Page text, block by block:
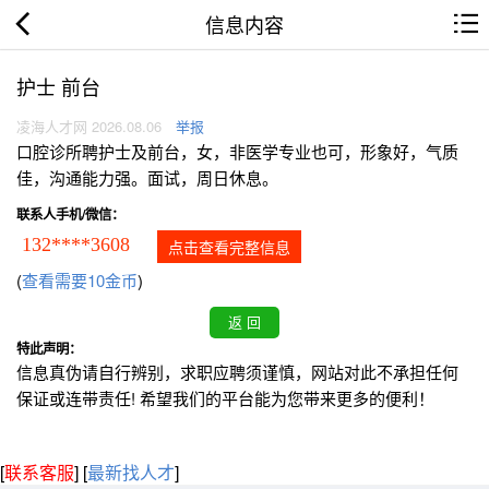
信息内容
护士 前台
凌海人才网 2026.08.06 举报
口腔诊所聘护士及前台，女，非医学专业也可，形象好，气质
佳，沟通能力强。面试，周日休息。
联系人手机/微信：
132****3608 点击查看完整信息
(查看需要10金币)
特此声明：
信息真伪请自行辨别，求职应聘须谨慎，网站对此不承担任何
保证或连带责任! 希望我们的平台能为您带来更多的便利！
[联系客服] [最新找人才]